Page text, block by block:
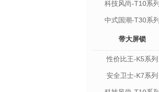
科技风尚-T10系列
中式国潮-T30系列
带大屏锁
性价比王-K5系列
安全卫士-K7系列